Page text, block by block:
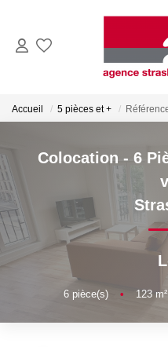
Consulter
Accueil 5 pièces et +
Colocation - 6
6pièce(s) • 123m²